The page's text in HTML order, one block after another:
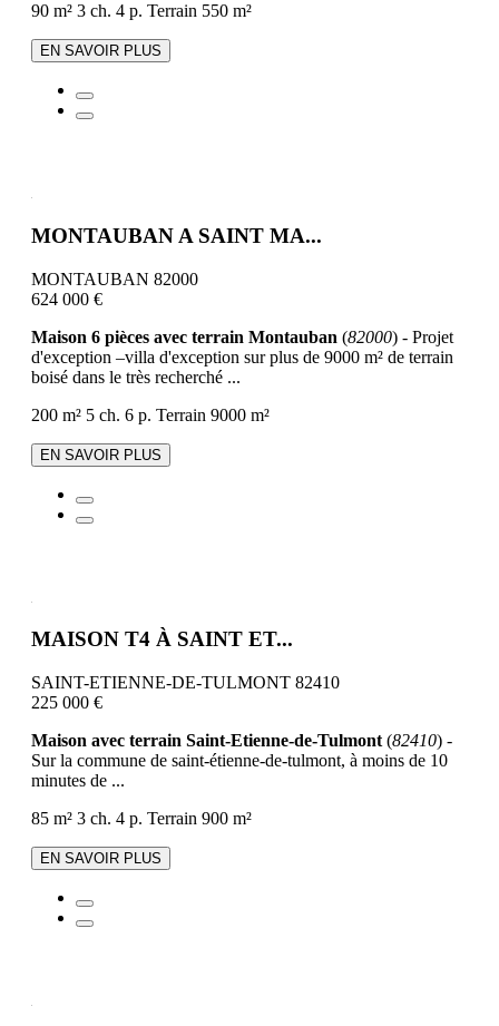
90 m² 3 ch. 4 p. Terrain 550 m²
EN SAVOIR PLUS
MONTAUBAN A SAINT MA...
MONTAUBAN 82000
624 000 €
Maison 6 pièces avec terrain Montauban (82000) - Projet
d'exception –villa d'exception sur plus de 9000 m² de terrain
boisé dans le très recherché ...
200 m² 5 ch. 6 p. Terrain 9000 m²
EN SAVOIR PLUS
MAISON T4 À SAINT ET...
SAINT-ETIENNE-DE-TULMONT 82410
225 000 €
Maison avec terrain Saint-Etienne-de-Tulmont (82410) -
Sur la commune de saint-étienne-de-tulmont, à moins de 10
minutes de ...
85 m² 3 ch. 4 p. Terrain 900 m²
EN SAVOIR PLUS